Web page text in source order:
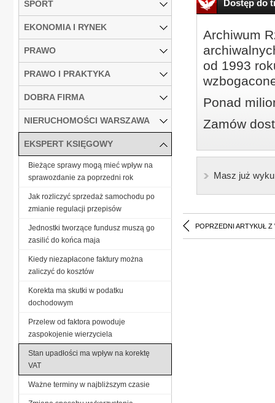
Dostęp do
Archiwum
od 1993
Ponad
Zamów
Masz już
POPRZEDNI ARTYKUŁ Z
SPORT
EKONOMIA I RYNEK
PRAWO
PRAWO I PRAKTYKA
DOBRA FIRMA
NIERUCHOMOŚCI WARSZAWA
EKSPERT KSIĘGOWY
Bieżące sprawy mogą mieć wpływ na
sprawozdanie za poprzedni rok
Jak rozliczyć sprzedaż samochodu po
zmianie regulacji przepisów
Jednostki tworzące fundusz muszą go
zasilić do końca maja
Kiedy niezapłacone faktury można
zaliczyć do kosztów
Korekta ma skutki w podatku
dochodowym
Przelew od faktora powoduje
zaspokojenie wierzyciela
Stan upadłości ma wpływ na korektę
VAT
Ważne terminy w najbliższym czasie